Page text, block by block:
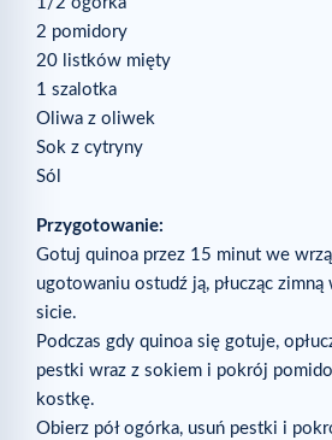
2 pomidory
20 listków mięty
1 szalotka
Oliwa z oliwek
Sok z cytryny
Sól
Przygotowanie:
Gotuj quinoa przez 15 minut we
ugotowaniu ostudź ją, płucząc zimną
sicie.
Podczas gdy quinoa się gotuje,
pestki wraz z sokiem i pokrój
kostkę.
Obierz pół ogórka, usuń pestki i